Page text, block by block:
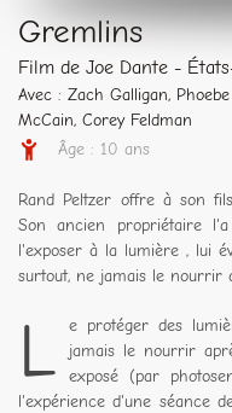
Gremlins
Film de Joe Dante -
Avec : Zach Galligan,
McCain, Corey Feldman
Âge : 10 ans
Rand Peltzer offre à son
Son ancien propriétaire
l'exposer à la lumière , lui
surtout, ne jamais le nourrir
L
e protéger des
jamais le nourrir
exposé (par
l'expérience d'une séance